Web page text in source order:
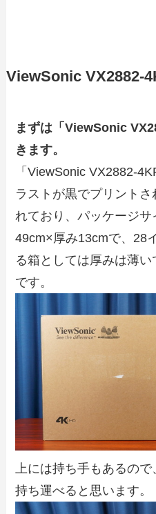
ViewSonic VX2882-
まずは「ViewSonic
きます。
「ViewSonic VX2882-
ラストが黒でプリント
れており、パッケージサ
49cm×厚み13cmで、28
る箱としては厚みは薄
です。
上には持ち手もあるので
持ち運べると思います。